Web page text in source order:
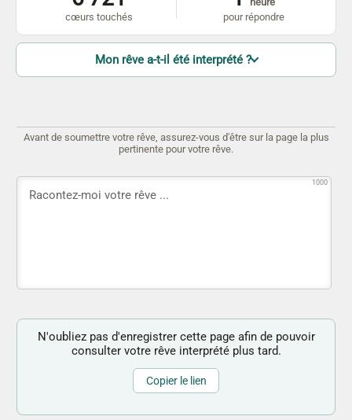
cœurs touchés
pour répondre
Mon rêve a-t-il été interprété ?
Avant de soumettre votre rêve, assurez-vous d'être sur la page la plus
pertinente pour votre rêve.
1000
N'oubliez pas d'enregistrer cette page afin de pouvoir
consulter votre rêve interprété plus tard.
Copier le lien